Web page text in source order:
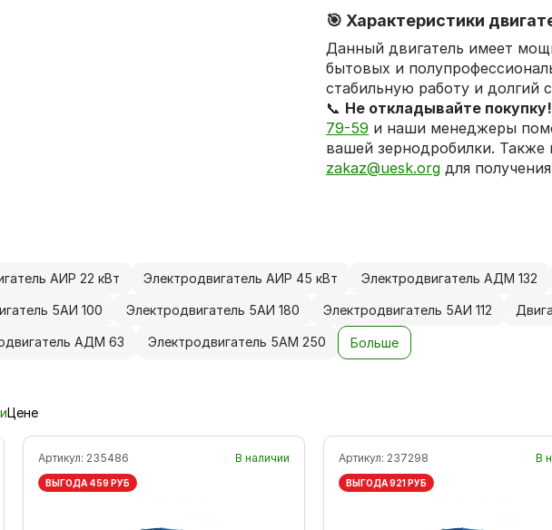
🎯 Характеристики
Данный двигатель имеет
бытовых и
стабильную работу и долгий
📞 Не откладывайте покупку!
79-59 и наши менеджеры
вашей зернодробилки.
zakaz@uesk.org для
АИР 22 кВт Электродвигатель АИР 45 кВт Электродвигатель АДМ 132
5АИ 100 Электродвигатель 5АИ 180 Электродвигатель 5АИ 112
АДМ 63 Электродвигатель 5АМ 250 Больше
Цене
Артикул: 235486 В наличии
ВЫГОДА 459 РУБ
Артикул: 237298 В
ВЫГОДА 921 РУБ